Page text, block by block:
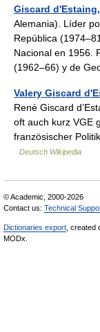
Giscard
Alemania). Líder
República
Nacional en 1956.
(1962–66) y de
Valery Giscard
René Giscard
oft auch kurz VGE
französischer
Deutsch Wikipedia
© Academic, 2000-2026
Contact us: Technical
Dictionaries export , created
MODx.